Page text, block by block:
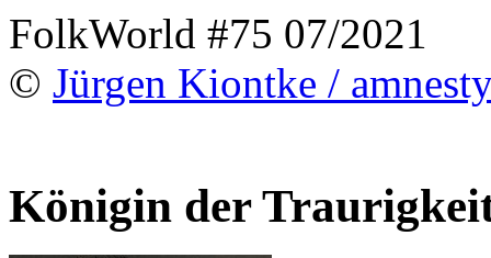
FolkWorld #75 07/2021
© Jürgen Kiontke /
Königin der